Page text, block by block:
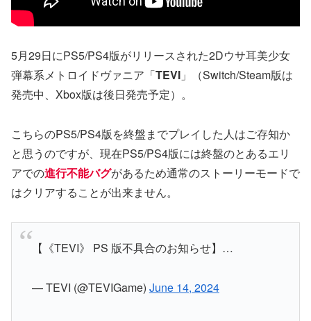
5月29日にPS5/PS4版がリリースされた2Dウサ耳美少女
弾幕系メトロイドヴァニア「TEVI 」（Switch/Steam版は
発売中、Xbox版は後日発売予定）。
こちらのPS5/PS4版を終盤までプレイした人はご存知か
と思うのですが、現在PS5/PS4版には終盤のとあるエリ
アでの進行不能バグがあるため通常のストーリーモードで
はクリアすることが出来ません。
【《TEVI》 PS 版不具合のお知らせ】…
— TEVI (@TEVIGame) June 14, 2024